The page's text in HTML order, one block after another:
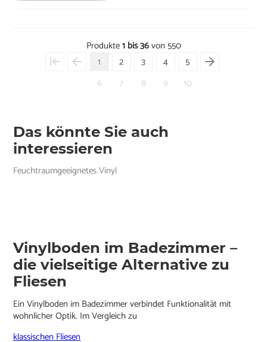
Produkte1 bis 36von 550
1
2 3 4
5
6
7 8 9 10
Das könnte Sie auch
interessieren
Feuchtraumgeeignetes Vinyl
Vinylboden im Badezimmer –
die vielseitige Alternative zu
Fliesen
Ein Vinylboden im Badezimmer verbindet Funktionalität mit
wohnlicher Optik. Im Vergleich zu
klassischen Fliesen